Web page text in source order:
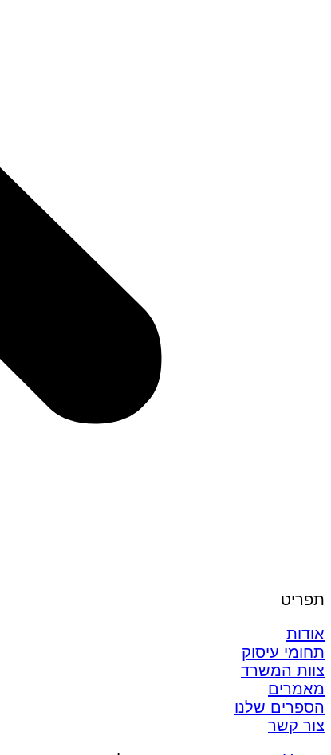
תפריט
אודות
תחומי עיסוק
צוות המשרד
מאמרים
הספרים שלנו
צור קשר